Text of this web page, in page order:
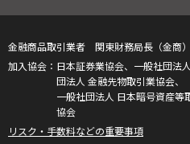
金融商品取引業者 関東財務局長（金商
日本証券業協会、一般社団法
団法人 金融先物取引業協会、
一般社団法人 日本暗号資産等
協会
リスク・手数料などの重要事項